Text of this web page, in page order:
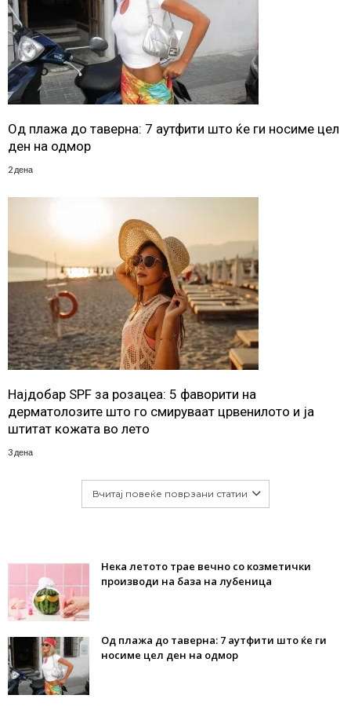
Од плажа до таверна: 7 аутфити што ќе ги носиме цел
ден на одмор
2 дена
Најдобар SPF за розацеа: 5 фаворити на
дерматолозите што го смируваат црвенилото и ја
штитат кожата во лето
3 дена
Вчитај повеќе поврзани статии
Нека летото трае вечно со козметички
производи на база на лубеница
Од плажа до таверна: 7 аутфити што ќе ги
носиме цел ден на одмор